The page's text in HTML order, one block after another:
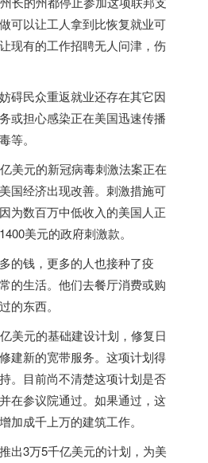
可以让工人拿到比恢复就业可
现有的工作招聘无人问津，伤
碍民众重返就业还存在其它因
或担心感染正在美国迅速传播
等。
美元的新冠病毒刺激法案正在
美国经济出现改善。刺激措施可
为数百万中低收入的美国人正
美元的政府刺激款。
的钱，更多的人也接种了疫
的生活。他们去餐厅消费或购
的东西。
美元的基础建设计划，修复日
建新的宽带服务。这项计划得
。目前尚不清楚这项计划是否
在参议院通过。如果通过，这
加成千上万的建筑工作。
出3万5千亿美元的计划，为美